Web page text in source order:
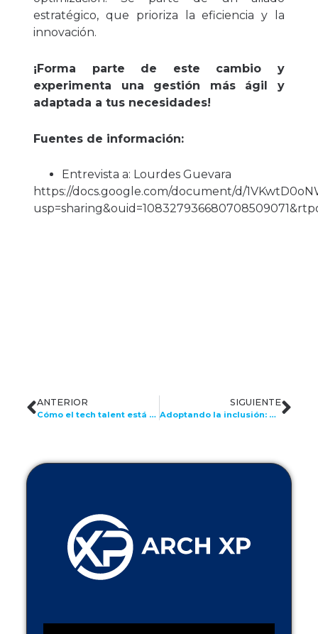
estratégico, que prioriza la eficiencia y la
innovación.
¡Forma parte de este cambio y
experimenta una gestión más ágil y
adaptada a tus necesidades!
Fuentes de información:
Entrevista a: Lourdes Guevara
https://docs.google.com/document/d/
ANTERIOR
Cómo el tech talent está reescribiendo las reglas del éxito empresarial
SIGUIENTE
Adoptando la inclusión: Estrategias para mejorar la atracción de talento